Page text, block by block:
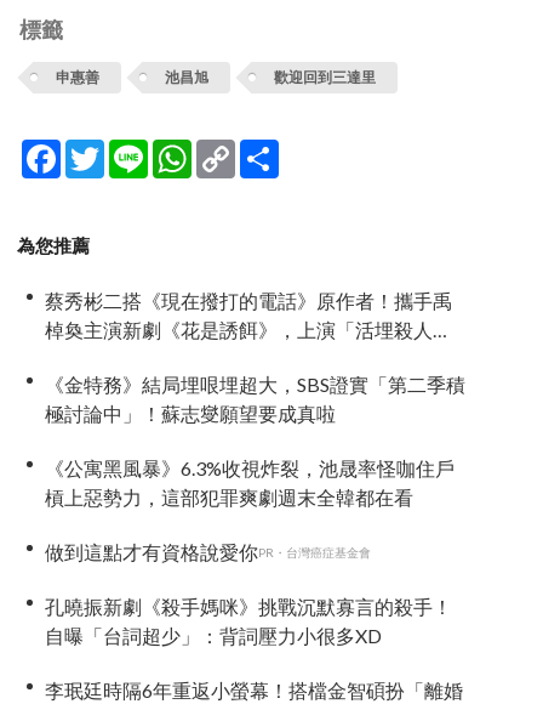
標籤
申惠善 池昌旭 歡迎回到三達里
Facebook
TwitterLine WhatsApp
Copy
Link
為您推薦
蔡秀彬二搭《現在撥打的電話》原作者！攜手禹
棹奐主演新劇《花是誘餌》，上演「活埋殺人
《金特務》結局埋哏埋超大，SBS證實「第二季積
極討論中」！蘇志燮願望要成真啦
《公寓黑風暴》6.3%收視炸裂，池晟率怪咖住戶
槓上惡勢力，這部犯罪爽劇週末全韓都在看
做到這點才有資格說愛你PR・台灣癌症基金會
孔曉振新劇《殺手媽咪》挑戰沉默寡言的殺手！
自曝「台詞超少」：背詞壓力小很多XD
李珉廷時隔6年重返小螢幕！搭檔金智碩扮「離婚